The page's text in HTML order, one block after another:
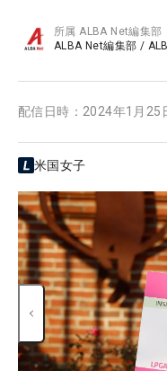
所属ALBA Net編集部
ALBA Net編集部 /
配信日時： 2024年1月25
米国女子